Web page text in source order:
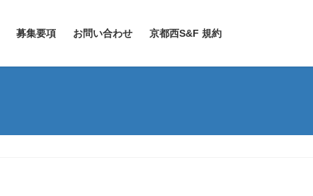
募集要項 お問い合わせ 京都西S&F 規約